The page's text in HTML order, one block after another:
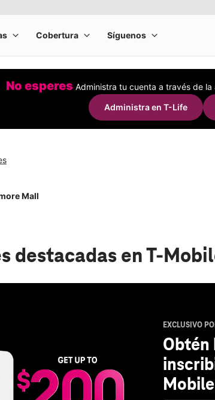
No esperes Administra tu cuenta a través de
Administra en T-Life
Mall
destacadas en T-
EXCLUSIVO
Obtén